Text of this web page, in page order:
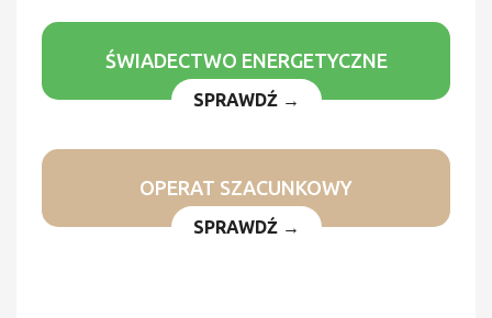
ŚWIADECTWO ENERGETYCZNE
SPRAWDŹ →
OPERAT SZACUNKOWY
SPRAWDŹ →